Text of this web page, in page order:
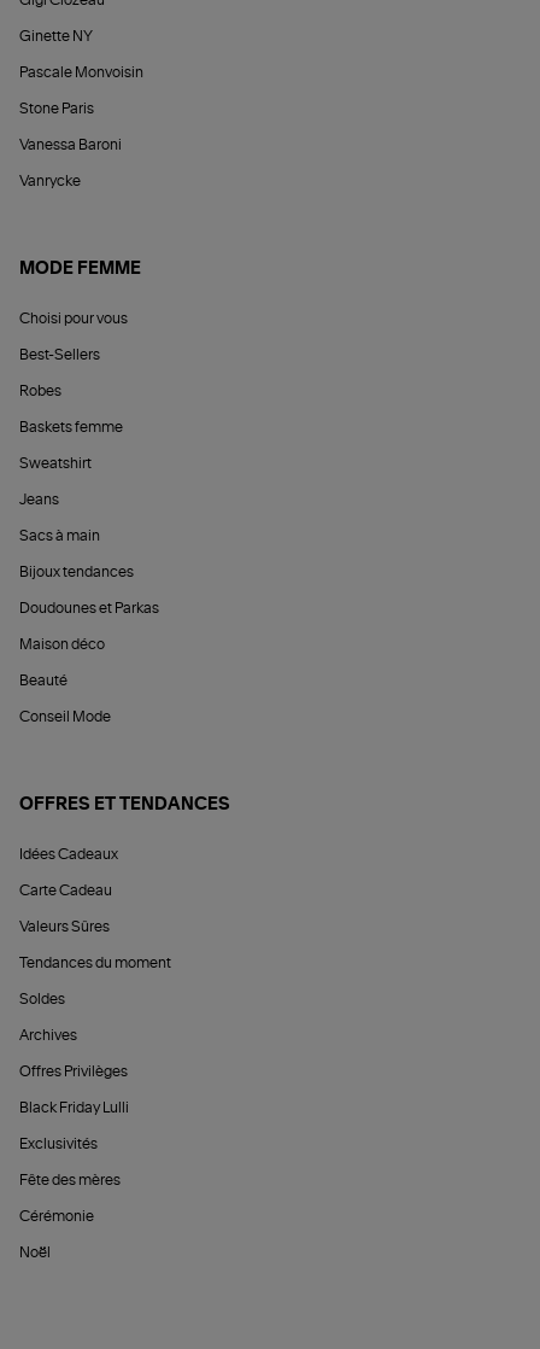
Ginette NY
Pascale Monvoisin
Stone Paris
Vanessa Baroni
Vanrycke
MODE FEMME
Choisi pour vous
Best-Sellers
Robes
Baskets femme
Sweatshirt
Jeans
Sacs à main
Bijoux tendances
Doudounes et Parkas
Maison déco
Beauté
Conseil Mode
OFFRES ET TENDANCES
Idées Cadeaux
Carte Cadeau
Valeurs Sûres
Tendances du moment
Soldes
Archives
Offres Privilèges
Black Friday Lulli
Exclusivités
Fête des mères
Cérémonie
Noël